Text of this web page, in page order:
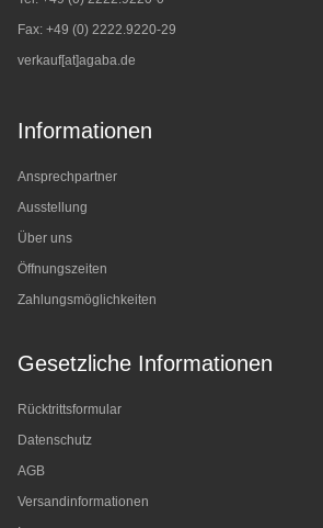
Fax: +49 (0) 2222.9220-29
verkauf[at]agaba.de
Informationen
Ansprechpartner
Ausstellung
Über uns
Öffnungszeiten
Zahlungsmöglichkeiten
Gesetzliche Informationen
Rücktrittsformular
Datenschutz
AGB
Versandinformationen